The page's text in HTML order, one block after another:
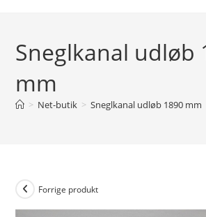
Sneglkanal udløb
mm
> Net-butik > Sneglkanal udløb 1890 mm
Forrige produkt